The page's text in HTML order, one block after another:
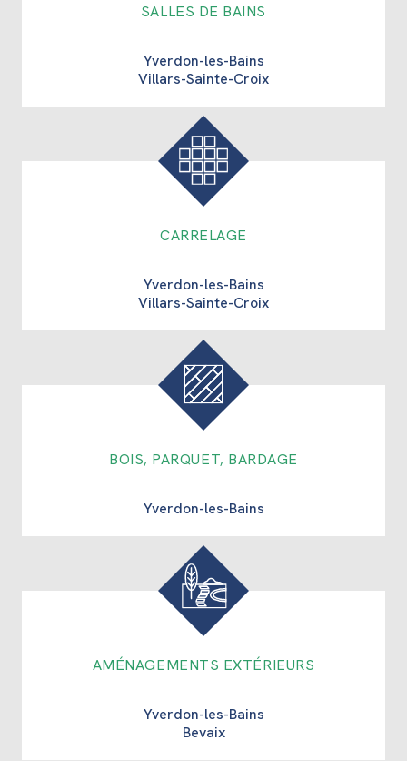
SALLES DE BAINS
Yverdon-les-Bains
Villars-Sainte-Croix
CARRELAGE
Yverdon-les-Bains
Villars-Sainte-Croix
BOIS, PARQUET, BARDAGE
Yverdon-les-Bains
AMÉNAGEMENTS EXTÉRIEURS
Yverdon-les-Bains
Bevaix